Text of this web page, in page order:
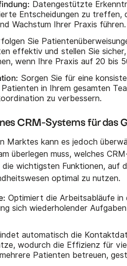
Datengestützte
Entscheidungen zu treffen,
Wachstum Ihrer Praxis führen.
Sie
effektiv und stellen Sie
wenn Ihre Praxis auf 20 bis
Sorgen Sie für eine
in Ihrem gesamten
zu verbessern.
CRM-Systems für das
Marktes kann es jedoch
überlegen muss, welches
wichtigsten Funktionen, auf
optimal zu nutzen.
Optimiert die Arbeitsabläufe in
sich wiederholender
automatisch die
wodurch die Effizienz für
Patienten betreuen,